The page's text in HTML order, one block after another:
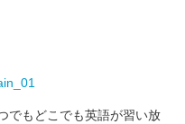
でもどこでも英語が習い放